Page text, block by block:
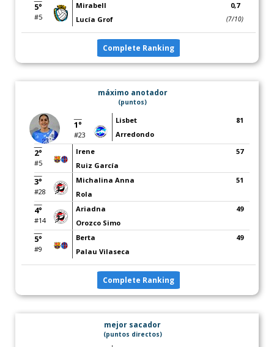
5°
#5
Mirabell
Lucía Grof
0,7
(7/10)
Complete Ranking
máximo anotador
(puntos)
1°
#23
Lisbet
Arredondo
81
2°
#5
Irene
Ruiz García
57
3°
#28
Michalina Anna
Rola
51
4°
#14
Ariadna
Orozco Simo
49
5°
#9
Berta
Palau Vilaseca
49
Complete Ranking
mejor sacador
(puntos directos)